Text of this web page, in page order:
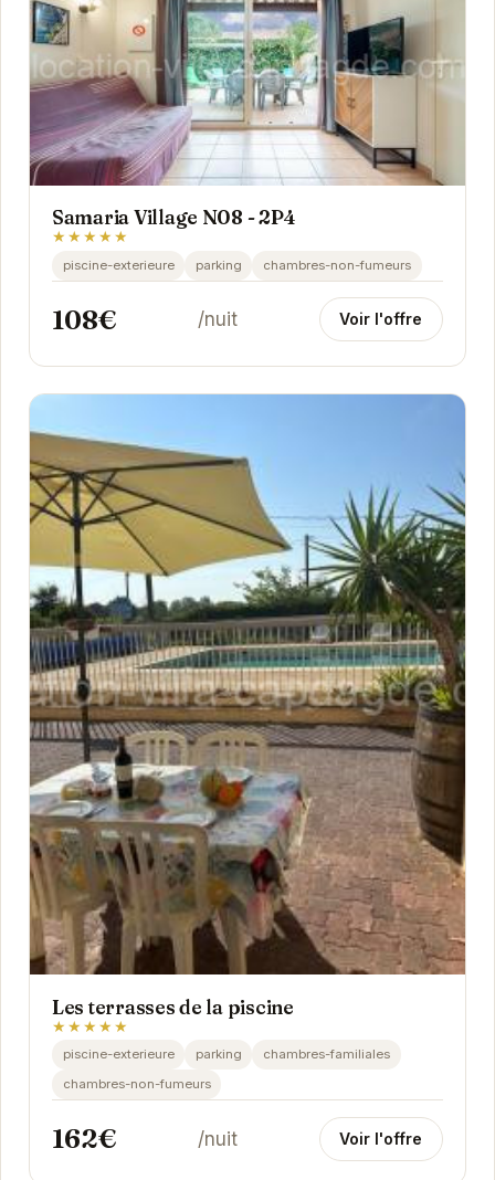
Samaria Village N08 - 2P4
★★★★★
piscine-exterieure parking chambres-non-fumeurs
108€ /nuit Voir l'offre
Les terrasses de la piscine
★★★★★
piscine-exterieure parking
chambres-familiales
chambres-non-fumeurs
162€ /nuit Voir l'offre